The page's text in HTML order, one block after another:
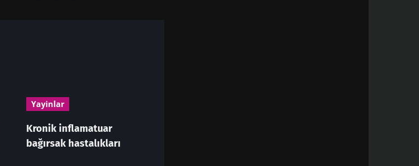
Yayinlar
Kronik inflamatuar
bağırsak hastalıkları